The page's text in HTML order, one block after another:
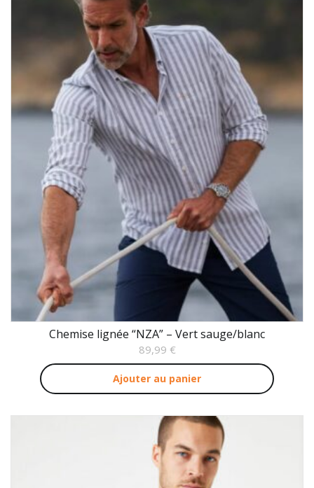
Chemise lignée “NZA” – Vert sauge/blanc
89,99 €
Ajouter au panier